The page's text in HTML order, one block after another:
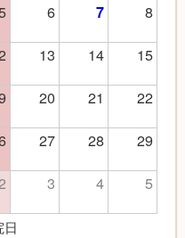
6 7
8
13 14
15
20 21
22
27 28
29
3 4 5
日